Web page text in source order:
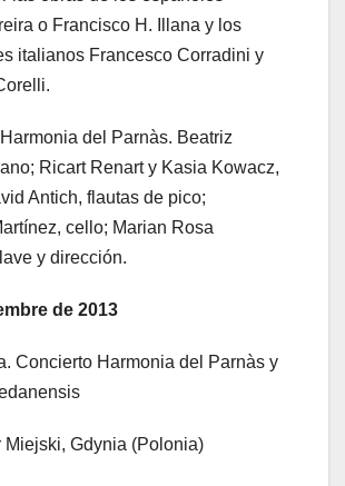
o Francisco H. Illana y los
italianos Francesco Corradini y
Harmonia del Parnàs. Beatriz
Ricart Renart y Kasia Kowacz,
Antich, flautas de pico;
cello; Marian Rosa
y dirección.
de 2013
Concierto Harmonia del Parnàs y
Miejski, Gdynia (Polonia)